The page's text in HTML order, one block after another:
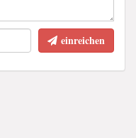
einreichen